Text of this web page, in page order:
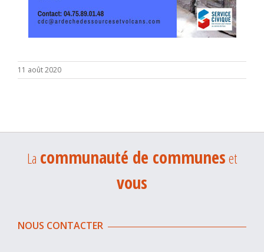
11 août 2020
La communauté de communeset
vous
NOUS CONTACTER